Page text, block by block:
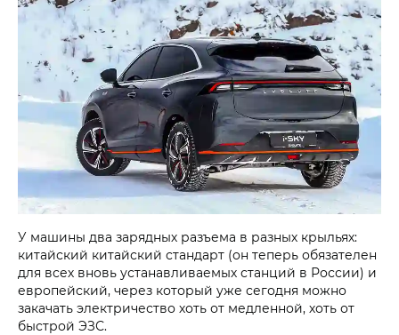
У машины два зарядных разъема в разных крыльях:
китайский китайский стандарт (он теперь обязателен
для всех вновь устанавливаемых станций в России) и
европейский, через который уже сегодня можно
закачать электричество хоть от медленной, хоть от
быстрой ЭЗС.